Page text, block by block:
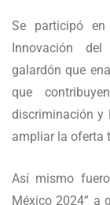
Se participó
Innovación
galardón que
que
discriminación y
ampliar la oferta
Así mismo
México 2024” a